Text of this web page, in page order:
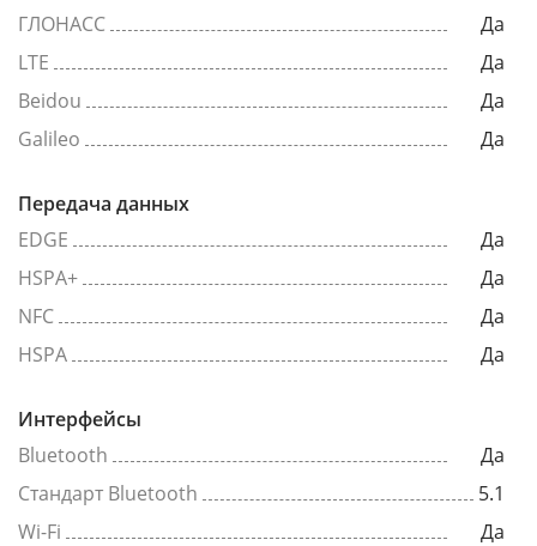
ГЛОНАСС
Да
LTE
Да
Beidou
Да
Galileo
Да
Передача данных
EDGE
Да
HSPA+
Да
NFC
Да
HSPA
Да
Интерфейсы
Bluetooth
Да
Стандарт Bluetooth
5.1
Wi-Fi
Да